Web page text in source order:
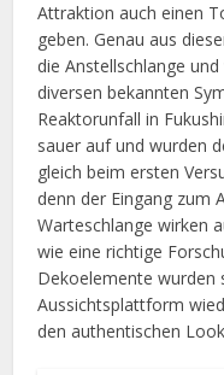
Attraktion auch einen
geben. Genau aus
die Anstellschlange
diversen bekannten
Reaktorunfall in
sauer auf und wurden
gleich beim ersten
denn der Eingang zum
Warteschlange wirken
wie eine richtige
Dekoelemente wurden
Aussichtsplattform
den authentischen